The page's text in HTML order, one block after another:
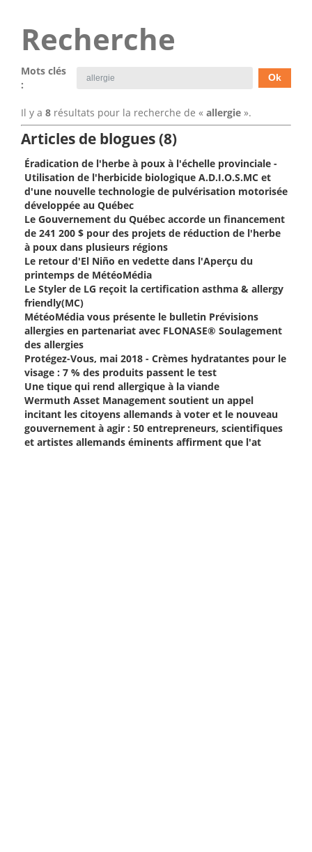
Recherche
Mots clés
:
Il y a 8 résultats pour la recherche de « allergie ».
Articles de blogues (8)
Éradication de l'herbe à poux à l'échelle provinciale -
Utilisation de l'herbicide biologique A.D.I.O.S.MC et
d'une nouvelle technologie de pulvérisation motorisée
développée au Québec
Le Gouvernement du Québec accorde un financement
de 241 200 $ pour des projets de réduction de l'herbe
à poux dans plusieurs régions
Le retour d'El Niño en vedette dans l'Aperçu du
printemps de MétéoMédia
Le Styler de LG reçoit la certification asthma & allergy
friendly(MC)
MétéoMédia vous présente le bulletin Prévisions
allergies en partenariat avec FLONASE® Soulagement
des allergies
Protégez-Vous, mai 2018 - Crèmes hydratantes pour le
visage : 7 % des produits passent le test
Une tique qui rend allergique à la viande
Wermuth Asset Management soutient un appel
incitant les citoyens allemands à voter et le nouveau
gouvernement à agir : 50 entrepreneurs, scientifiques
et artistes allemands éminents affirment que l'at